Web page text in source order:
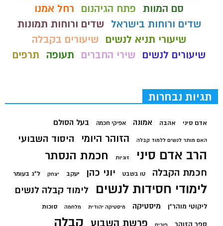
סם המוות פתח הגיהנום
רחל אמנו
שדים ורוחות בישראל
שדים ורוחות תמונות
שיעורי תניא לנשים
שיעורים בקבלה
שיעורים לנשים
שירי החברים תעופה תרפים
תגיות נבחרות
אדם סיני אהבה אמונה אפיקי חכמה בעל הסולם
האם מותר לנשים ללמוד קבלה הזוהר היומי היסוד השבועי
הרב אדם סיני זוגיות חכמת הנסתר
חכמת הקבלה טו בשבט יוני כהן יעקב יצחק ל"ג בעומר
לימודי חסידות לנשים לימוד קבלה לנשים
ליקוטי מוהר"ן מיסטיקה מיסטיקה יהודית מלחמה סוכות
ספר הזוהר פורים פרשת השבוע קבלה